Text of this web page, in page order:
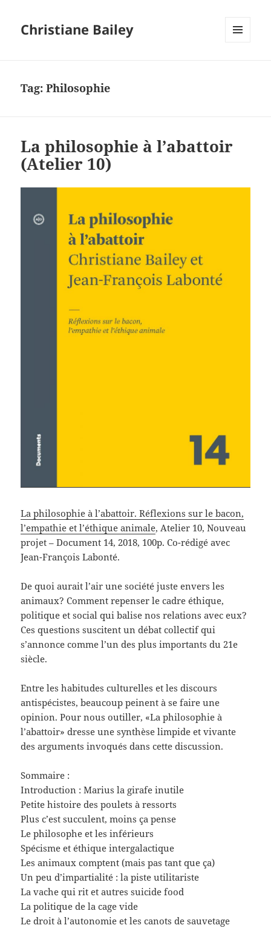
Christiane Bailey
Tag:Philosophie
La philosophie à l’abattoir
(Atelier 10)
La philosophie à l’abattoir. Réflexions sur le bacon,
l’empathie et l’éthique animale, Atelier 10, Nouveau
projet – Document 14, 2018, 100p. Co-rédigé avec
Jean-François Labonté.
De quoi aurait l’air une société juste envers les
animaux? Comment repenser le cadre éthique,
politique et social qui balise nos relations avec eux?
Ces questions suscitent un débat collectif qui
s’annonce comme l’un des plus importants du 21e
siècle.
Entre les habitudes culturelles et les discours
antispécistes, beaucoup peinent à se faire une
opinion. Pour nous outiller, «La philosophie à
l’abattoir» dresse une synthèse limpide et vivante
des arguments invoqués dans cette discussion.
Sommaire :
Introduction : Marius la girafe inutile
Petite histoire des poulets à ressorts
Plus c’est succulent, moins ça pense
Le philosophe et les inférieurs
Spécisme et éthique intergalactique
Les animaux comptent (mais pas tant que ça)
Un peu d’impartialité : la piste utilitariste
La vache qui rit et autres suicide food
La politique de la cage vide
Le droit à l’autonomie et les canots de sauvetage